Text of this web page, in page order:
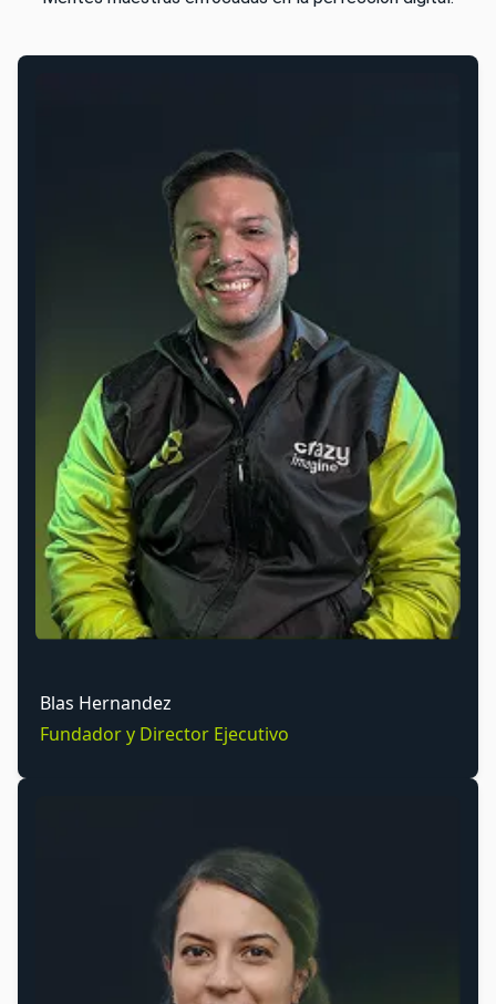
Blas Hernandez
Fundador y Director Ejecutivo
Como ingeniero y estratega de negocios, mi misión es
simple: garantizar que cada proyecto no solo cumpla
con la excelencia técnica, sino que también genere
un impacto real en el crecimiento de nuestros
clientes. Soy el responsable final de que nuestra
promesa de valor se cumpla.
Asistente Ejecutivo y Gerente de proyectos
Soy el puente entre tu visión y nuestro equipo de
desarrollo. Mi trabajo es asegurar que tu proyecto se
entregue a tiempo, dentro del presupuesto y con una
comunicación transparente en cada paso. Tu
tranquilidad es mi principal objetivo.